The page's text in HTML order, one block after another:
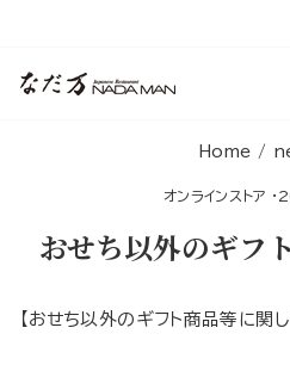
Home /
オンラインストア ·
おせち以外のギフ
【おせち以外のギフト商品等に関し